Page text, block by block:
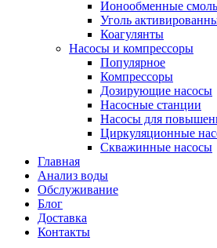
Ионообменные
Уголь
Коагулянты
Насосы и компрессоры
Популярное
Компрессоры
Дозирующие насосы
Насосные станции
Насосы для
Циркуляционные
Скважинные насосы
Главная
Анализ воды
Обслуживание
Блог
Доставка
Контакты